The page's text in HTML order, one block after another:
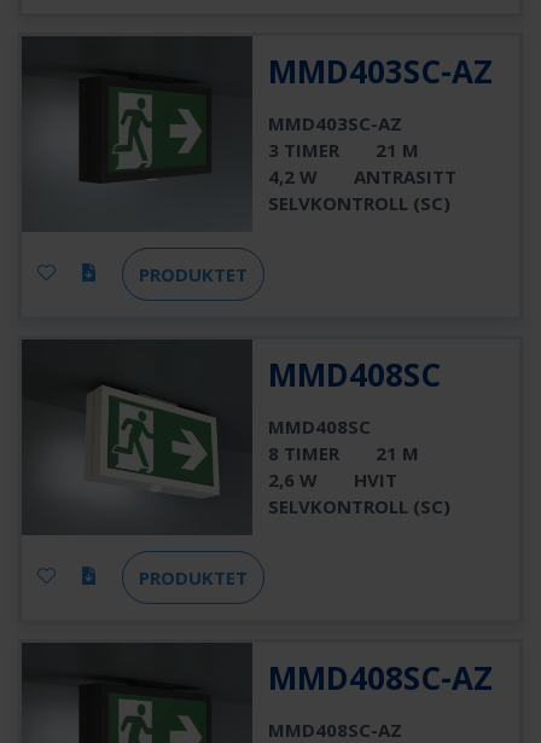
MMD403SC-AZ
MMD403SC-AZ
3 TIMER
21 M
4,2 W
ANTRASITT
SELVKONTROLL (SC)
PRODUKTET
MMD408SC
MMD408SC
8 TIMER
21 M
2,6 W
HVIT
SELVKONTROLL (SC)
PRODUKTET
MMD408SC-AZ
MMD408SC-AZ